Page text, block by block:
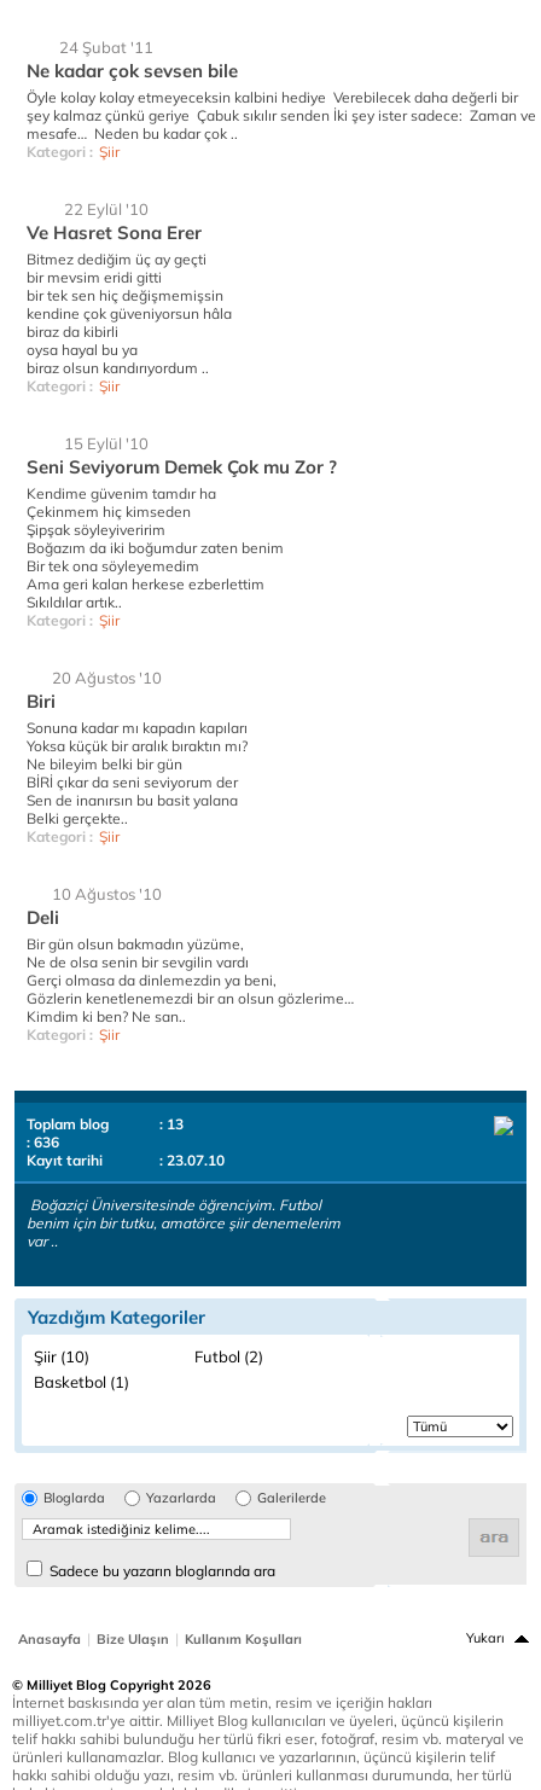
24 Şubat '11
Ne kadar çok sevsen bile
Öyle kolay kolay etmeyeceksin kalbini hediye Verebilecek daha değerli bir
şey kalmaz çünkü geriye Çabuk sıkılır senden İki şey ister sadece: Zaman ve
mesafe… Neden bu kadar çok ..
Kategori : Şiir
22 Eylül '10
Ve Hasret Sona Erer
Bitmez dediğim üç ay geçti
bir mevsim eridi gitti
bir tek sen hiç değişmemişsin
kendine çok güveniyorsun hâla
biraz da kibirli
oysa hayal bu ya
biraz olsun kandırıyordum ..
Kategori : Şiir
15 Eylül '10
Seni Seviyorum Demek Çok mu Zor ?
Kendime güvenim tamdır ha
Çekinmem hiç kimseden
Şipşak söyleyiveririm
Boğazım da iki boğumdur zaten benim
Bir tek ona söyleyemedim
Ama geri kalan herkese ezberlettim
Sıkıldılar artık..
Kategori : Şiir
20 Ağustos '10
Biri
Sonuna kadar mı kapadın kapıları
Yoksa küçük bir aralık bıraktın mı?
Ne bileyim belki bir gün
BİRİ çıkar da seni seviyorum der
Sen de inanırsın bu basit yalana
Belki gerçekte..
Kategori : Şiir
10 Ağustos '10
Deli
Bir gün olsun bakmadın yüzüme,
Ne de olsa senin bir sevgilin vardı
Gerçi olmasa da dinlemezdin ya beni,
Gözlerin kenetlenemezdi bir an olsun gözlerime…
Kimdim ki ben? Ne san..
Kategori : Şiir
Toplam blog
: 13
: 636
Kayıt tarihi
: 23.07.10
Boğaziçi Üniversitesinde öğrenciyim. Futbol
benim için bir tutku, amatörce şiir denemelerim
var ..
Yazdığım Kategoriler
Şiir (10)
Futbol (2)
Basketbol (1)
Bloglarda Yazarlarda Galerilerde
Sadece bu yazarın bloglarında ara
Anasayfa | Bize Ulaşın | Kullanım Koşulları Yukarı
© Milliyet Blog Copyright 2026
İnternet baskısında yer alan tüm metin, resim ve içeriğin hakları
milliyet.com.tr'ye aittir. Milliyet Blog kullanıcıları ve üyeleri, üçüncü kişilerin
telif hakkı sahibi bulunduğu her türlü fikri eser, fotoğraf, resim vb. materyal ve
ürünleri kullanamazlar. Blog kullanıcı ve yazarlarının, üçüncü kişilerin telif
hakkı sahibi olduğu yazı, resim vb. ürünleri kullanması durumunda, her türlü